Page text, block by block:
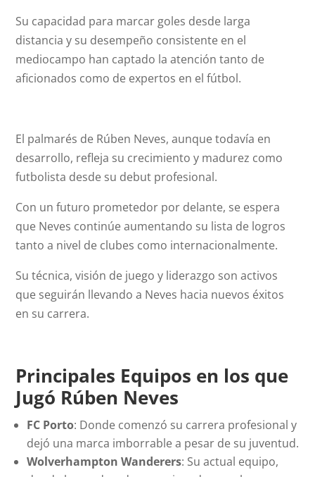
Su capacidad para marcar goles desde larga
distancia y su desempeño consistente en el
mediocampo han captado la atención tanto de
aficionados como de expertos en el fútbol.
El palmarés de Rúben Neves, aunque todavía en
desarrollo, refleja su crecimiento y madurez como
futbolista desde su debut profesional.
Con un futuro prometedor por delante, se espera
que Neves continúe aumentando su lista de logros
tanto a nivel de clubes como internacionalmente.
Su técnica, visión de juego y liderazgo son activos
que seguirán llevando a Neves hacia nuevos éxitos
en su carrera.
Principales Equipos en los que
Jugó Rúben Neves
FC Porto: Donde comenzó su carrera profesional y
dejó una marca imborrable a pesar de su juventud.
Wolverhampton Wanderers: Su actual equipo,